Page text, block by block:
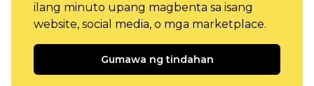
ilang minuto upang magbenta sa isang
website, social media, o mga marketplace.
Gumawa ng tindahan